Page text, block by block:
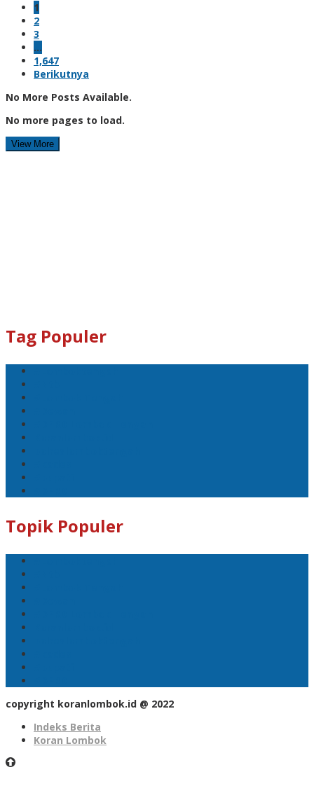
1
2
3
…
1,647
Berikutnya
No More Posts Available.
No more pages to load.
View More
Tag Populer
Topik Populer
copyright koranlombok.id @ 2022
Indeks Berita
Koran Lombok